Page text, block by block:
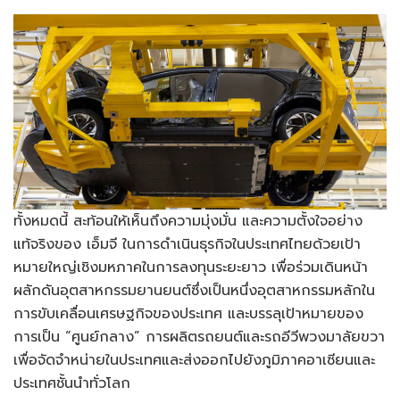
ทั้งหมดนี้ สะท้อนให้เห็นถึงความมุ่งมั่น และความตั้งใจอย่าง
แท้จริงของ เอ็มจี ในการดำเนินธุรกิจในประเทศไทยด้วยเป้า
หมายใหญ่เชิงมหภาคในการลงทุนระยะยาว เพื่อร่วมเดินหน้า
ผลักดันอุตสาหกรรมยานยนต์ซึ่งเป็นหนึ่งอุตสาหกรรมหลักใน
การขับเคลื่อนเศรษฐกิจของประเทศ และบรรลุเป้าหมายของ
การเป็น “ศูนย์กลาง” การผลิตรถยนต์และรถอีวีพวงมาลัยขวา
เพื่อจัดจำหน่ายในประเทศและส่งออกไปยังภูมิภาคอาเซียนและ
ประเทศชั้นนำทั่วโลก